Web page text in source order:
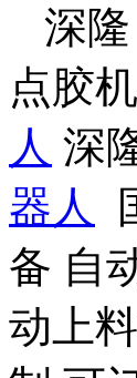
深隆
点胶
人 深
器人
备 自
动上